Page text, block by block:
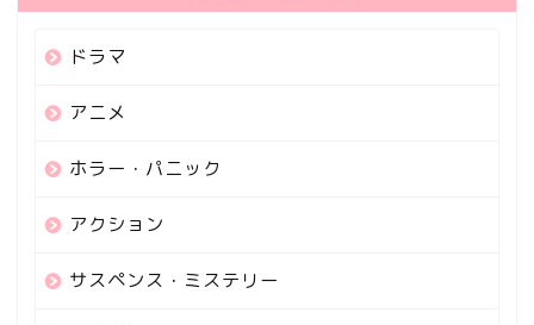
ドラマ
アニメ
ホラー・パニック
アクション
サスペンス・ミステリー